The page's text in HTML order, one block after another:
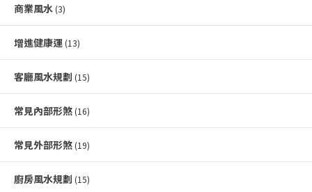
商業風水 (3)
增進健康運 (13)
客廳風水規劃 (15)
常見內部形煞 (16)
常見外部形煞 (19)
廚房風水規劃 (15)